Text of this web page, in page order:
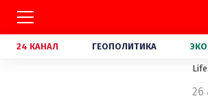
24 КАНАЛ ГЕОПОЛИТИКА
26